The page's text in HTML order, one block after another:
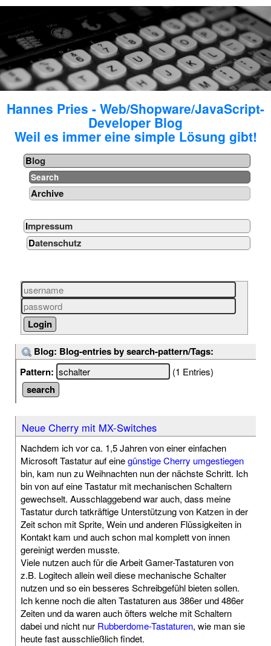
Hannes Pries - Web/Shopware/JavaScript-
Developer Blog
Weil es immer eine simple Lösung gibt!
Blog
Search
Archive
Impressum
Datenschutz
Blog: Blog-entries by search-pattern/Tags:
Pattern:
(1 Entries)
Neue Cherry mit MX-Switches
Nachdem ich vor ca. 1,5 Jahren von einer einfachen
Microsoft Tastatur auf einegünstige Cherry umgestiegen
bin, kam nun zu Weihnachten nun der nächste Schritt. Ich
bin von auf eine Tastatur mit mechanischen Schaltern
gewechselt. Ausschlaggebend war auch, dass meine
Tastatur durch tatkräftige Unterstützung von Katzen in der
Zeit schon mit Sprite, Wein und anderen Flüssigkeiten in
Kontakt kam und auch schon mal komplett von innen
gereinigt werden musste.
Viele nutzen auch für die Arbeit Gamer-Tastaturen von
z.B. Logitech allein weil diese mechanische Schalter
nutzen und so ein besseres Schreibgefühl bieten sollen.
Ich kenne noch die alten Tastaturen aus 386er und 486er
Zeiten und da waren auch öfters welche mit Schaltern
dabei und nicht nur Rubberdome-Tastaturen, wie man sie
heute fast ausschließlich findet.